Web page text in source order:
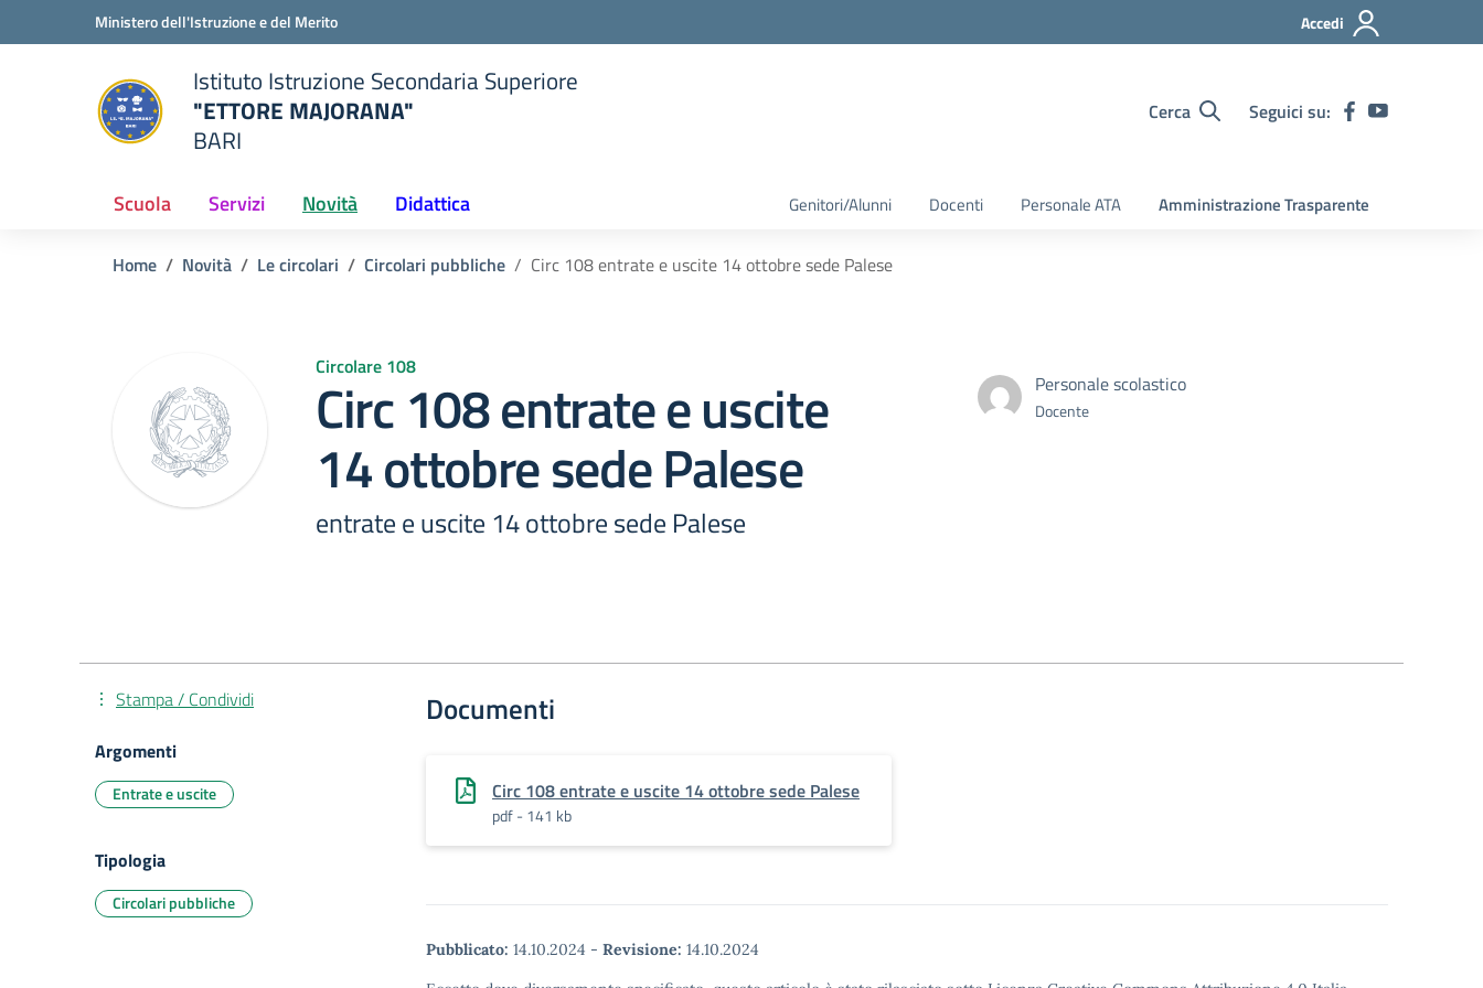
Vai ai contenuti
Vai al menu di navigazioneMinistero dell'Istruzione e del Merito Accedi
scuola
Istituto Istruzione Secondaria Superiore
"ETTORE MAJORANA"
BARI
Cerca Seguici su:
Scuola Servizi Novità Didattica Genitori/Alunni Docenti Personale ATA Amministrazione Trasparente
Home Novità Le circolari Circolari pubbliche Circ 108 entrate e uscite 14 ottobre sede Palese
Circolare 108
Circ 108 entrate e uscite
14 ottobre sede Palese
entrate e uscite 14 ottobre sede Palese
Personale scolastico
Docente
Documenti
Circ 108 entrate e uscite 14 ottobre sede Palese
pdf - 141 kb
Pubblicato: 14.10.2024 - Revisione: 14.10.2024
Stampa / Condividi
Argomenti
Entrate e uscite
Tipologia
Circolari pubbliche